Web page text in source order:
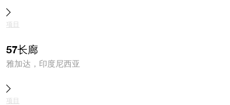
项目
57长廊
雅加达，印度尼西亚
项目